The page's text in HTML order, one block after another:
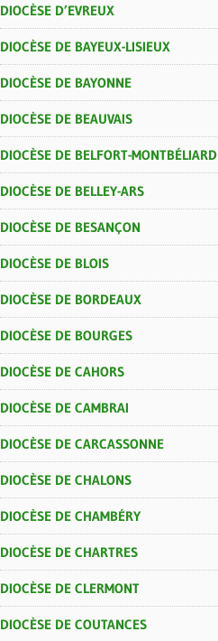
DIOCÈSE D’EVREUX
DIOCÈSE DE BAYEUX-LISIEUX
DIOCÈSE DE BAYONNE
DIOCÈSE DE BEAUVAIS
DIOCÈSE DE BELFORT-MONTBÉLIARD
DIOCÈSE DE BELLEY-ARS
DIOCÈSE DE BESANÇON
DIOCÈSE DE BLOIS
DIOCÈSE DE BORDEAUX
DIOCÈSE DE BOURGES
DIOCÈSE DE CAHORS
DIOCÈSE DE CAMBRAI
DIOCÈSE DE CARCASSONNE
DIOCÈSE DE CHALONS
DIOCÈSE DE CHAMBÉRY
DIOCÈSE DE CHARTRES
DIOCÈSE DE CLERMONT
DIOCÈSE DE COUTANCES